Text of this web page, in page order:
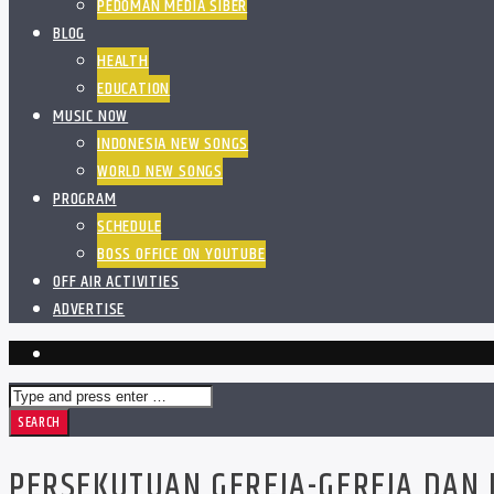
PEDOMAN MEDIA SIBER
BLOG
HEALTH
EDUCATION
MUSIC NOW
INDONESIA NEW SONGS
WORLD NEW SONGS
PROGRAM
SCHEDULE
BOSS OFFICE ON YOUTUBE
OFF AIR ACTIVITIES
ADVERTISE